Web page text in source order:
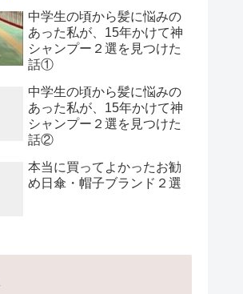
中学生の頃から髪に悩みの
あった私が、15年かけて神
シャンプー２選を見つけた
話①
中学生の頃から髪に悩みの
あった私が、15年かけて神
シャンプー２選を見つけた
話②
本当に買ってよかったお勧
め日傘・帽子ブランド２選